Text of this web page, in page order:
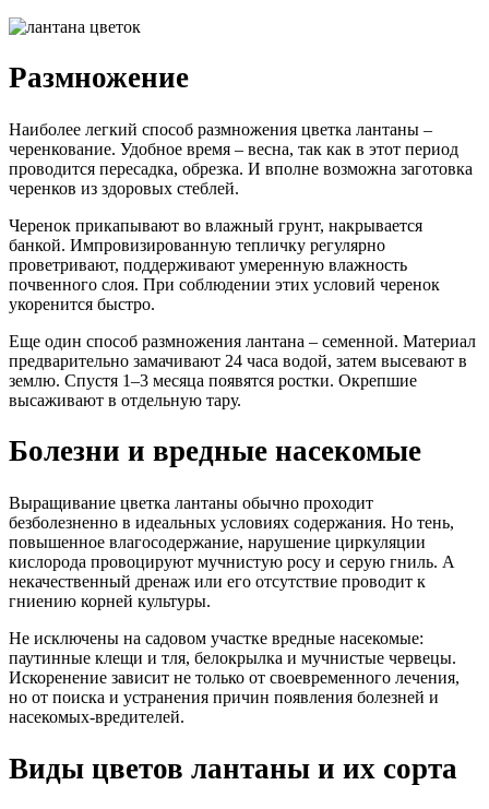
Размножение
Наиболее легкий способ размножения цветка лантаны –
черенкование. Удобное время – весна, так как в этот период
проводится пересадка, обрезка. И вполне возможна заготовка
черенков из здоровых стеблей.
Черенок прикапывают во влажный грунт, накрывается
банкой. Импровизированную тепличку регулярно
проветривают, поддерживают умеренную влажность
почвенного слоя. При соблюдении этих условий черенок
укоренится быстро.
Еще один способ размножения лантана – семенной. Материал
предварительно замачивают 24 часа водой, затем высевают в
землю. Спустя 1–3 месяца появятся ростки. Окрепшие
высаживают в отдельную тару.
Болезни и вредные насекомые
Выращивание цветка лантаны обычно проходит
безболезненно в идеальных условиях содержания. Но тень,
повышенное влагосодержание, нарушение циркуляции
кислорода провоцируют мучнистую росу и серую гниль. А
некачественный дренаж или его отсутствие проводит к
гниению корней культуры.
Не исключены на садовом участке вредные насекомые:
паутинные клещи и тля, белокрылка и мучнистые червецы.
Искоренение зависит не только от своевременного лечения,
но от поиска и устранения причин появления болезней и
насекомых-вредителей.
Виды цветов лантаны и их сорта